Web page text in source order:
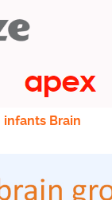
infants Brain